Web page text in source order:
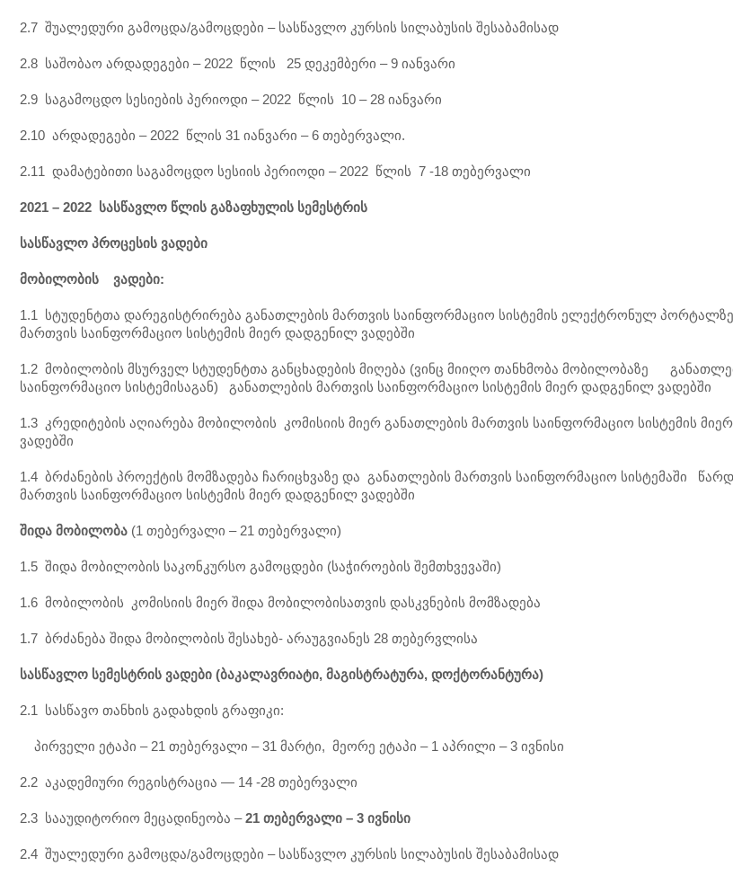
2.7 შუალედური გამოცდა/გამოცდები – სასწავლო კურსის სილაბუსის შესაბამისად
2.8 საშობაო არდადეგები – 2022 წლის 25 დეკემბერი – 9 იანვარი
2.9 საგამოცდო სესიების პერიოდი – 2022 წლის 10 – 28 იანვარი
2.10 არდადეგები – 2022 წლის 31 იანვარი – 6 თებერვალი.
2.11 დამატებითი საგამოცდო სესიის პერიოდი – 2022 წლის 7 -18 თებერვალი
2021 – 2022 სასწავლო წლის გაზაფხულის სემესტრის
სასწავლო პროცესის ვადები
მობილობის ვადები:
1.1 სტუდენტთა დარეგისტრირება განათლების მართვის საინფორმაციო სისტემის ელექტრონულ
მართვის საინფორმაციო სისტემის მიერ დადგენილ ვადებში
1.2 მობილობის მსურველ სტუდენტთა განცხადების მიღება (ვინც მიიღო თანხმობა მობილობაზე
საინფორმაციო სისტემისაგან) განათლების მართვის საინფორმაციო სისტემის მიერ დადგენილ ვადებში
1.3 კრედიტების აღიარება მობილობის კომისიის მიერ განათლების მართვის საინფორმაციო სისტემის
ვადებში
1.4 ბრძანების პროექტის მომზადება ჩარიცხვაზე და განათლების მართვის საინფორმაციო სისტემაში
მართვის საინფორმაციო სისტემის მიერ დადგენილ ვადებში
შიდა მობილობა (1 თებერვალი – 21 თებერვალი)
1.5 შიდა მობილობის საკონკურსო გამოცდები (საჭიროების შემთხვევაში)
1.6 მობილობის კომისიის მიერ შიდა მობილობისათვის დასკვნების მომზადება
1.7 ბრძანება შიდა მობილობის შესახებ- არაუგვიანეს 28 თებერვლისა
სასწავლო სემესტრის ვადები (ბაკალავრიატი, მაგისტრატურა, დოქტორანტურა)
2.1 სასწავო თანხის გადახდის გრაფიკი:
პირველი ეტაპი – 21 თებერვალი – 31 მარტი, მეორე ეტაპი – 1 აპრილი – 3 ივნისი
2.2 აკადემიური რეგისტრაცია — 14 -28 თებერვალი
2.3 სააუდიტორიო მეცადინეობა –21 თებერვალი – 3 ივნისი
2.4 შუალედური გამოცდა/გამოცდები – სასწავლო კურსის სილაბუსის შესაბამისად